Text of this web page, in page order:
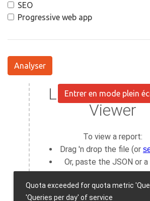
SEO
Progressive web app
Analyser
Entrer en mode plein